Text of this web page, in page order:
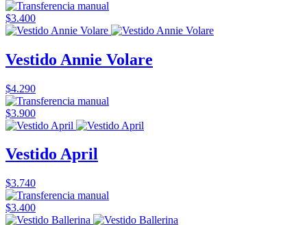
$3.400
Vestido Annie Volare
$4.290
$3.900
Vestido April
$3.740
$3.400